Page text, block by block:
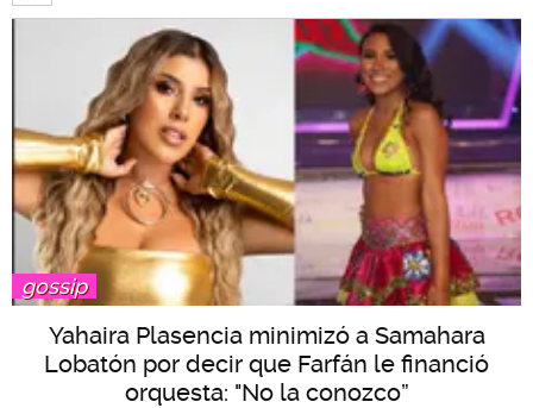
gossip
Yahaira Plasencia minimizó a Samahara
Lobatón por decir que Farfán le financió
orquesta: "No la conozco”